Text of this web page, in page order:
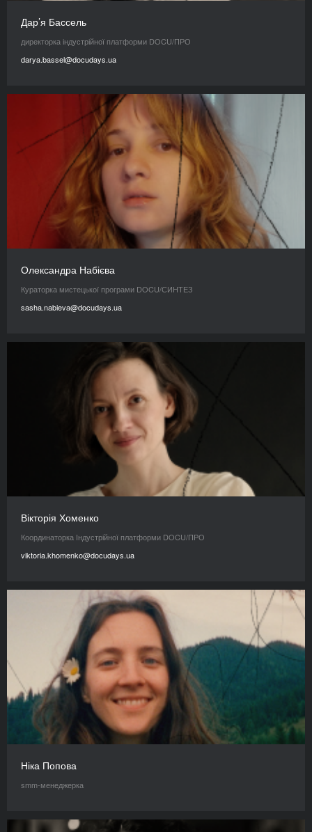
Дар’я Бассель
директорка індустрійної платформи DOCU/ПРО
darya.bassel@docudays.ua
Олександра Набієва
Кураторка мистецької програми DOCU/СИНТЕЗ
sasha.nabieva@docudays.ua
Вікторія Хоменко
Координаторка Індустрійної платформи DOCU/ПРО
viktoria.khomenko@docudays.ua
Ніка Попова
smm-менеджерка